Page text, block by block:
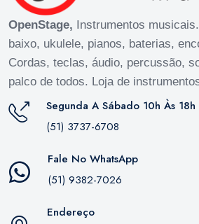
OpenStage, Instrumentos
baixo, ukulele, pianos, baterias,
Cordas, teclas, áudio, percussão,
palco de todos. Loja de
Segunda A Sábado 10h Às 18h
(51) 3737-6708
Fale No WhatsApp
(51) 9382-7026
Endereço